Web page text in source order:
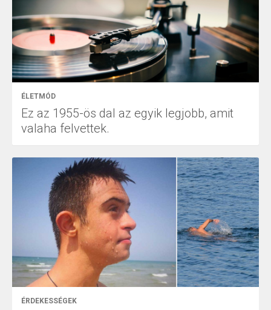
ÉLETMÓD
Ez az 1955-ös dal az egyik legjobb, amit
valaha felvettek.
ÉRDEKESSÉGEK